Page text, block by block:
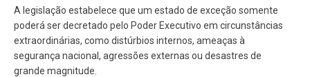
A legislação estabelece que um estado de exceção somente
poderá ser decretado pelo Poder Executivo em circunstâncias
extraordinárias, como distúrbios internos, ameaças à
segurança nacional, agressões externas ou desastres de
grande magnitude.